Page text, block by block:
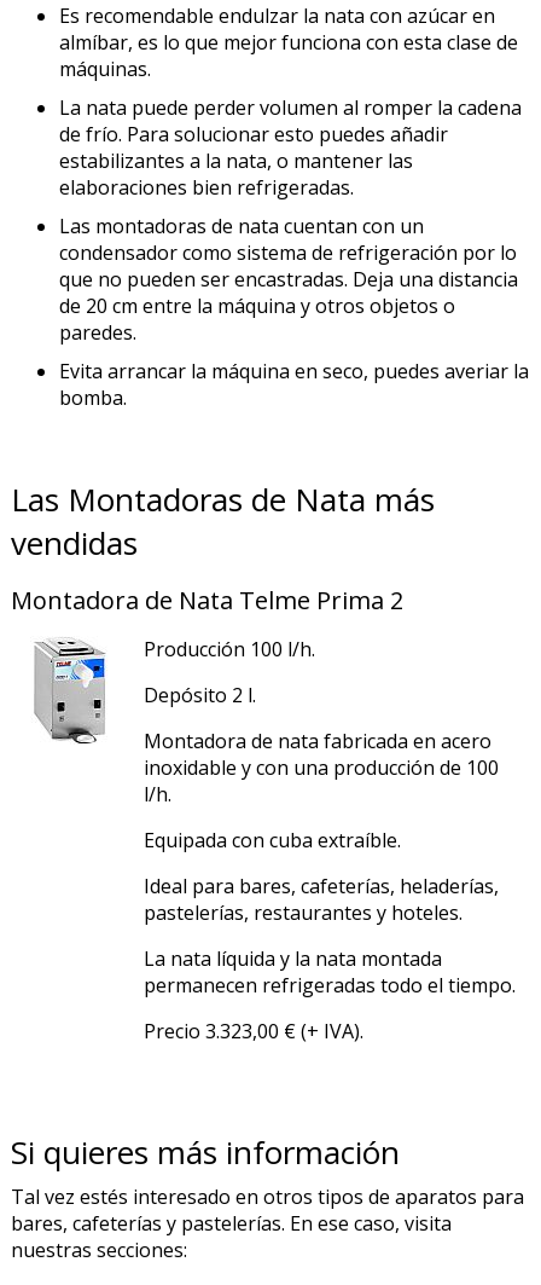
Es recomendable endulzar la nata con azúcar en
almíbar, es lo que mejor funciona con esta clase de
máquinas.
La nata puede perder volumen al romper la cadena
de frío. Para solucionar esto puedes añadir
estabilizantes a la nata, o mantener las
elaboraciones bien refrigeradas.
Las montadoras de nata cuentan con un
condensador como sistema de refrigeración por lo
que no pueden ser encastradas. Deja una distancia
de 20 cm entre la máquina y otros objetos o
paredes.
Evita arrancar la máquina en seco, puedes averiar la
bomba.
Las Montadoras de Nata más
vendidas
Montadora de Nata Telme Prima 2
Producción 100 l/h.
Depósito 2 l.
Montadora de nata fabricada en acero
inoxidable y con una producción de 100
l/h.
Equipada con cuba extraíble.
Ideal para bares, cafeterías, heladerías,
pastelerías, restaurantes y hoteles.
La nata líquida y la nata montada
permanecen refrigeradas todo el tiempo.
Precio 3.323,00 € (+ IVA).
Si quieres más información
Tal vez estés interesado en otros tipos de aparatos para
bares, cafeterías y pastelerías. En ese caso, visita
nuestras secciones: